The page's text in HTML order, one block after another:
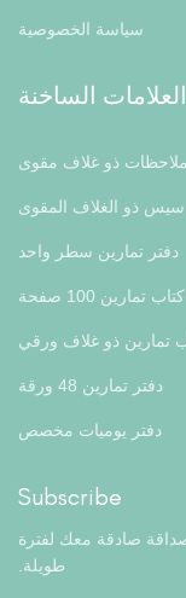
سياسة الخصوصية
العلامات الساخنة
ذو غلاف مقوى
ذو الغلاف المقوى
دفتر تمارين سطر واحد
كتاب تمارين 100 صفحة
تمارين ذو غلاف ورقي
دفتر تمارين 48 ورقة
دفتر يوميات مخصص
Subscribe
صداقة صادقة معك لفترة
طويلة.